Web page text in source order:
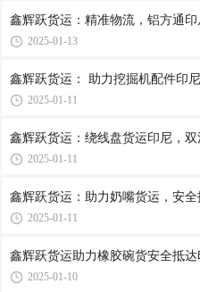
鑫辉跃货运：精准物流，铝方通
2025-01-13
鑫辉跃货运： 助力挖掘机配件印
2025-01-11
鑫辉跃货运：绕线盘货运印尼，
2025-01-11
鑫辉跃货运：助力奶嘴货运，安
2025-01-11
鑫辉跃货运助力橡胶碗货安全抵达
2025-01-10